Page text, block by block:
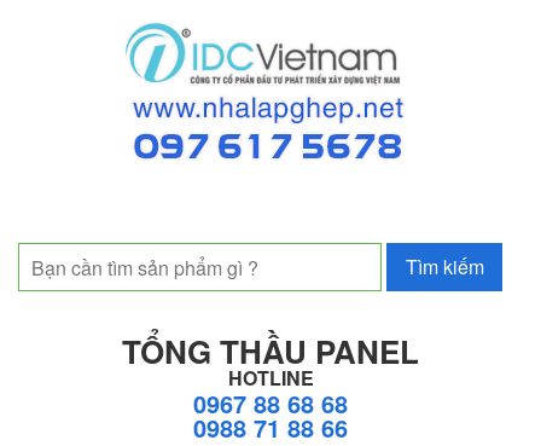
TỔNG THẦU PANEL
HOTLINE
0967 88 68 68
0988 71 88 66